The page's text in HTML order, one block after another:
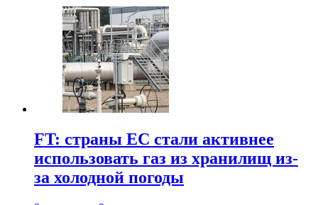
FT: страны ЕС стали активнее
использовать газ из хранилищ из-
за холодной погоды